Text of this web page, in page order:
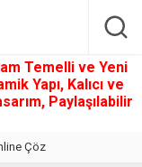
Temelli ve Yeni
Yapı, Kalıcı ve
Paylaşılabilir
Çöz